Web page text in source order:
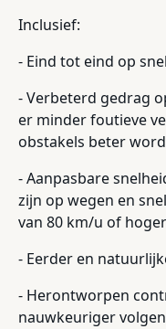
Inclusief:
- Eind tot eind op
- Verbeterd gedrag
er minder foutieve
obstakels beter
- Aanpasbare
zijn op wegen en
van 80 km/u of hoger
- Eerder en
- Herontworpen
nauwkeuriger volgen